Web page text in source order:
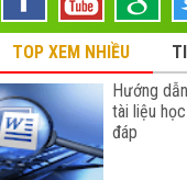
TOP XEM NHIỀU
Hướng
tài liệu
đáp